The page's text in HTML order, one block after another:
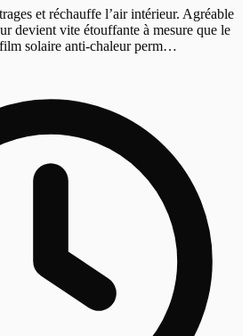
et réchauffe l’air intérieur. Agréable
devient vite étouffante à mesure que le
solaire anti-chaleur perm…